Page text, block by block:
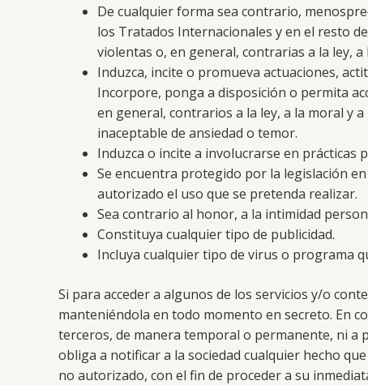
De cualquier forma sea contrario,
los Tratados Internacionales y en el resto
violentas o, en general, contrarias a la ley,
Induzca, incite o promueva actuaciones,
Incorpore, ponga a disposición o permita
en general, contrarios a la ley, a la moral y
inaceptable de ansiedad o temor.
Induzca o incite a involucrarse en prácticas
Se encuentra protegido por la legislación
autorizado el uso que se pretenda realizar.
Sea contrario al honor, a la intimidad
Constituya cualquier tipo de publicidad.
Incluya cualquier tipo de virus o programa
Si para acceder a algunos de los servicios y/o
manteniéndola en todo momento en secreto. En
terceros, de manera temporal o permanente, ni a
obliga a notificar a la sociedad cualquier hecho
no autorizado, con el fin de proceder a su